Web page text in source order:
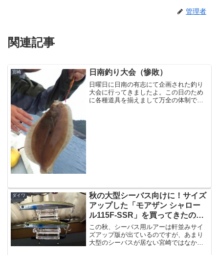
管理者
関連記事
宮崎 日南釣り大会（惨敗）
日曜日に日南の有志にて企画された釣り
大会に行ってきましたよ。この日のため
に各種道具を揃えまして万全の体制で臨
ダイワ
秋の大型シーバス向けに！サイズ
アップした「モアザン シャロー
ル115F-SSR」を買ってきたので
インプレ。
この秋、シーバス用ルアーは軒並みサイ
ズアップ版が出ているのですが、あまり
大型のシーバスが居ない宮崎ではなかな